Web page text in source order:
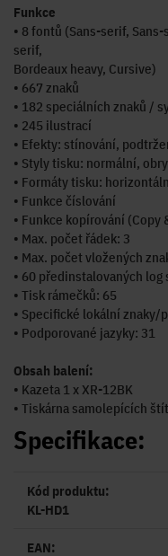
Funkce
• 8 fontů (Sans-serif,
serif,
Bordeaux heavy, Cursive)
• 667 znaků
• 182 speciálních znaků /
• 245 ilustrací
• Efekty: stínování,
• Styly tisku: normální,
• Formáty tisku:
• Funkce číslování
• Funkce kopírování (Copy
• Max. počet řádek: 3
• Max. počet vložených
• 60 předinstalovaných
• Tisk rámečků: 65
• Specifické lokální znaky/
• Podporované jazyky: 31
Obsah balení:
• Kazeta 1 x XR-12BK
• Tiskárna samolepících
Specifikace:
Kód produktu:
KL-HD1
EAN: